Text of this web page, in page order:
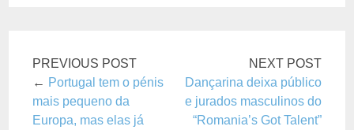
PREVIOUS POST
← Portugal tem o pénis
mais pequeno da
Europa, mas elas já
NEXT POST
Dançarina deixa público
e jurados masculinos do
“Romania’s Got Talent”